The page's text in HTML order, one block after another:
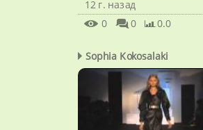
12 г. назад
0
0 0.0
Sophia Kokosalaki